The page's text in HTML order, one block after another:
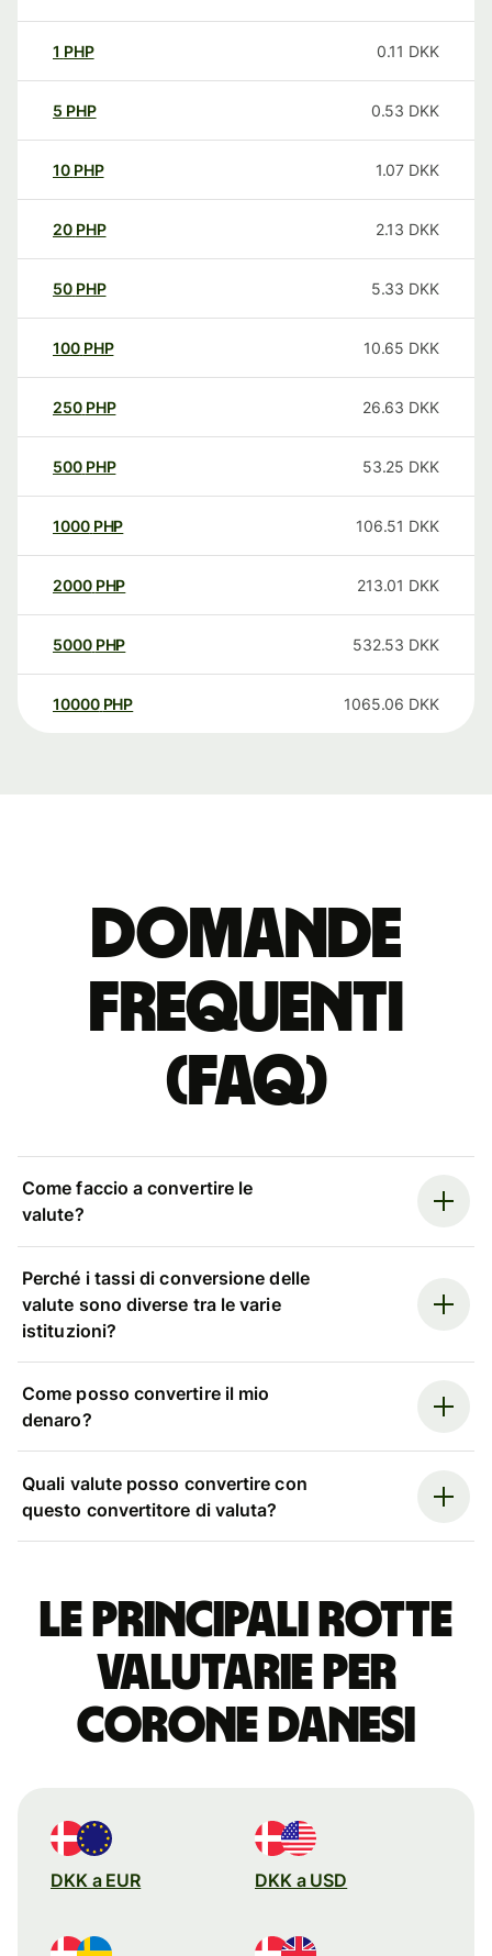
1 PHP 0.11 DKK
5 PHP 0.53 DKK
10 PHP 1.07 DKK
20 PHP 2.13 DKK
50 PHP 5.33 DKK
100 PHP 10.65 DKK
250 PHP 26.63 DKK
500 PHP 53.25 DKK
1000 PHP 106.51 DKK
2000 PHP 213.01 DKK
5000 PHP 532.53 DKK
10000 PHP 1065.06 DKK
Domande
Frequenti
(FAQ)
Come faccio a convertire le
valute?
Perché i tassi di conversione delle
valute sono diverse tra le varie
istituzioni?
Come posso convertire il mio
denaro?
Quali valute posso convertire con
questo convertitore di valuta?
Le principali rotte
valutarie per
corone danesi
DKK a EUR DKK a USD